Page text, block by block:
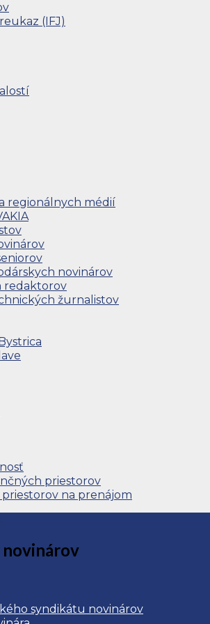
(IFJ)
regionálnych médií
novinárov
redaktorov
žurnalistov
priestorov
na prenájom
syndikátu novinárov